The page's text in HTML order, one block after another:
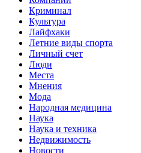
Криминал
Культура
Лайфхаки
Летние виды спорта
Личный счет
Люди
Места
Мнения
Мода
Народная медицина
Наука
Наука и техника
Недвижимость
Новости